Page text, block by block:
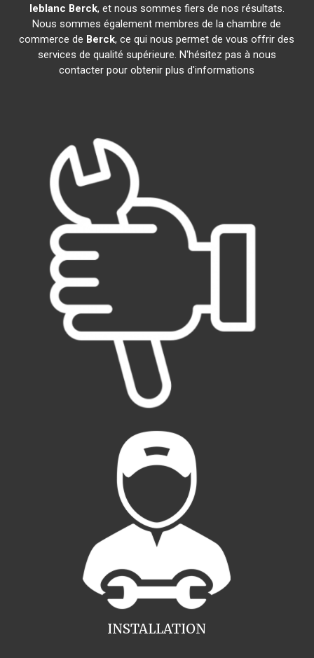
leblanc Berck, et nous sommes fiers de nos résultats.
Nous sommes également membres de la chambre de
commerce de Berck, ce qui nous permet de vous offrir des
services de qualité supérieure. N'hésitez pas à nous
contacter pour obtenir plus d'informations
INSTALLATION